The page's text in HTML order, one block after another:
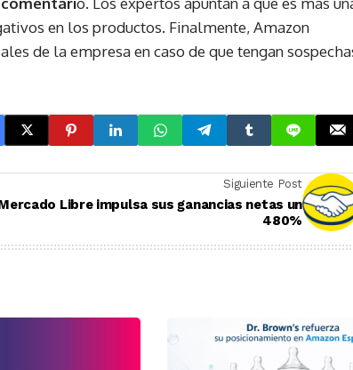
en los productos. Finalmente, Amazon
de la empresa en caso de que tengan
Siguiente Post
Libre impulsa sus ganancias netas un
480%